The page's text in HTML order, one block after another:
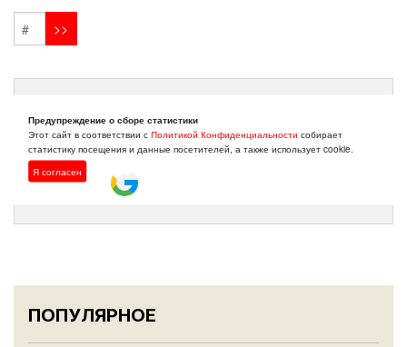
оставлять ответы.Войдитеили
Войти с помощью:
ПОПУЛЯРНОЕ
Предупреждение о сборе статистики
Этот сайт в соответствии сПолитикой Конфиденциальности собирает
статистику посещения и данные посетителей, а также использует cookie.
Я согласен